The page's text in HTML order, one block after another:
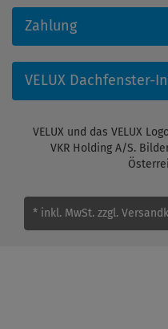
Zahlung
VELUX Dachfenster-
VELUX und das VELUX
VKR Holding A/S.
* inkl. MwSt. zzgl.